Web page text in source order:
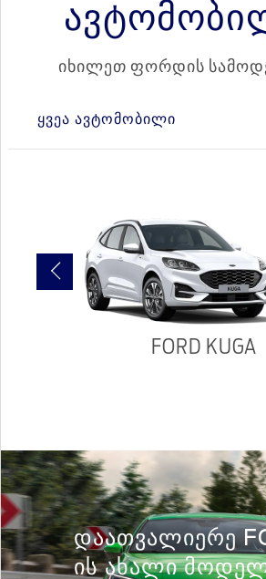
იხილეთ ფორდის
ᲧᲕᲔᲐ ᲐᲕᲢᲝᲛᲝᲑᲘᲚᲘ
FORD KUGA
ᲓᲐᲐᲗᲕᲐᲚᲘᲔᲠᲔ
ᲘᲡ ᲐᲮᲐᲚᲘ